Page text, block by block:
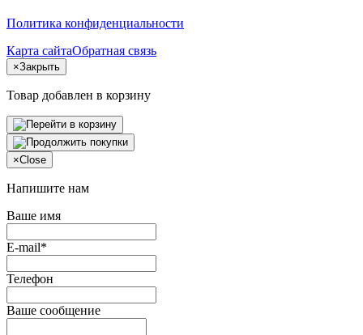
Политика конфиденциальности
Карта сайтаОбратная связь
×Закрыть
Товар добавлен в корзину
×Close
Напишите нам
Ваше имя
E-mail*
Телефон
Ваше сообщение